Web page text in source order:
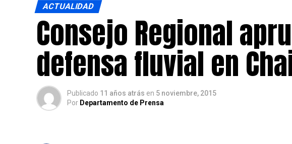
ACTUALIDAD
Consejo Regional
defensa fluvial en
Publicado 11 años atrás en 5 noviembre, 2015
Por Departamento de Prensa